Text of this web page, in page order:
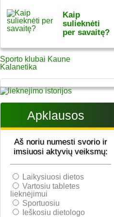
Kaip
sulieknėti
per savaitę?
Sporto klubai Kaune
Kalanetika
Apklausos
Aš noriu numesti svorio ir
imsiuosi aktyvių veiksmų:
Laikysiuosi dietos
Vartosiu tabletes
lieknėjimui
Sportuosiu
Ieškosiu dietologo